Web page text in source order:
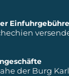
der Burg